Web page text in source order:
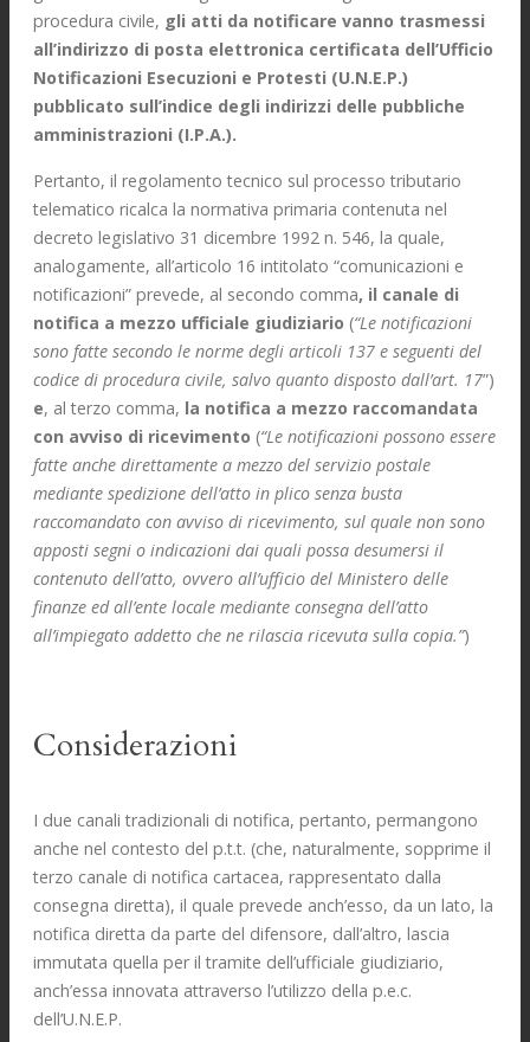
procedura civile, gli atti da notificare vanno trasmessi
all’indirizzo di posta elettronica certificata dell’Ufficio
Notificazioni Esecuzioni e Protesti (U.N.E.P.)
pubblicato sull’indice degli indirizzi delle pubbliche
amministrazioni (I.P.A.).
Pertanto, il regolamento tecnico sul processo tributario
telematico ricalca la normativa primaria contenuta nel
decreto legislativo 31 dicembre 1992 n. 546, la quale,
analogamente, all’articolo 16 intitolato “comunicazioni e
notificazioni” prevede, al secondo comma, il canale di
notifica a mezzo ufficiale giudiziario (“Le notificazioni
sono fatte secondo le norme degli articoli 137 e seguenti del
codice di procedura civile, salvo quanto disposto dall’art. 17”)
e, al terzo comma, la notifica a mezzo raccomandata
con avviso di ricevimento (“Le notificazioni possono essere
fatte anche direttamente a mezzo del servizio postale
mediante spedizione dell’atto in plico senza busta
raccomandato con avviso di ricevimento, sul quale non sono
apposti segni o indicazioni dai quali possa desumersi il
contenuto dell’atto, ovvero all’ufficio del Ministero delle
finanze ed all’ente locale mediante consegna dell’atto
all’impiegato addetto che ne rilascia ricevuta sulla copia.”)
Considerazioni
I due canali tradizionali di notifica, pertanto, permangono
anche nel contesto del p.t.t. (che, naturalmente, sopprime il
terzo canale di notifica cartacea, rappresentato dalla
consegna diretta), il quale prevede anch’esso, da un lato, la
notifica diretta da parte del difensore, dall’altro, lascia
immutata quella per il tramite dell’ufficiale giudiziario,
anch’essa innovata attraverso l’utilizzo della p.e.c.
dell’U.N.E.P.